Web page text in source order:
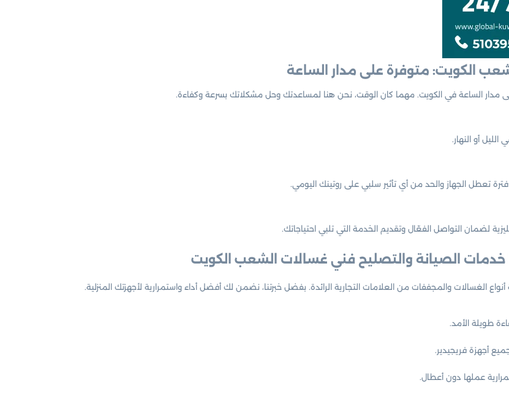
الساعة في الكويت. مهما كان الوقت، نحن هنا لمساعدتك وحل مشكلاتك بسرعة وكفاءة.
أو النهار.
الجهاز والحد من أي تأثير سلبي على روتينك اليومي.
لضمان التواصل الفعّال وتقديم الخدمة التي تلبي احتياجاتك.
خدمات الصيانة والتصليح فني غسالات الشعب الكويت
الغسالات والمجففات من العلامات التجارية الرائدة. بفضل خبرتنا، نضمن لك أفضل أداء واستمرارية لأجهزتك المنزلية.
طويلة الأمد.
أجهزة فريجيدير.